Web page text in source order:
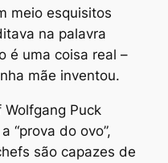
meio esquisitos
na palavra
é uma coisa real –
mãe inventou.
Puck
“prova do ovo”,
são capazes de